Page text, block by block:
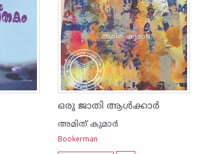
ഒരു ജാതി ആള്‍ക്കാര്‍
അമിത് കുമാര്‍
Bookerman